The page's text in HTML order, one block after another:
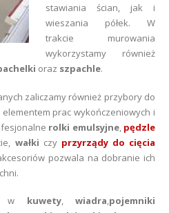
stawiania ścian, jak i
wieszania półek. W
trakcie murowania
wykorzystamy również
oraz szpachle.
zaliczamy również przybory do
elementem prac wykończeniowych i
rolki emulsyjne, pędzle
wałki czy przyrządy do cięcia
pozwala na dobranie ich
w kuwety,wiadra,pojemniki